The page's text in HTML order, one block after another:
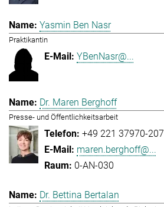
Yasmin Ben Nasr
Praktikantin
YBenNasr@...
Dr. Maren Berghoff
Presse- und Öffentlichkeitsarbeit
+49 221 37970-207
maren.berghoff@...
0-AN-030
Dr. Bettina Bertalan